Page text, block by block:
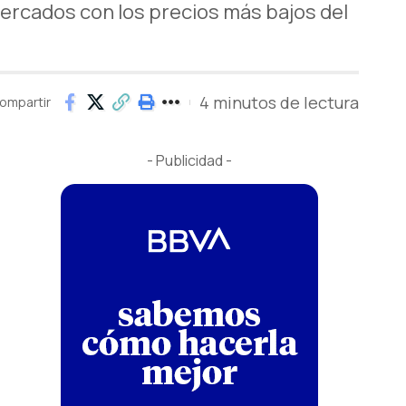
con los precios más bajos del
4 minutos de lectura
- Publicidad -